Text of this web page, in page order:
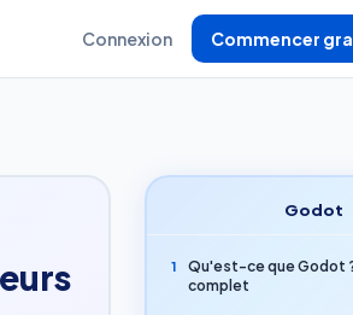
Connexion Commencer
Godot
1
Qu'est-ce que Godot
complet